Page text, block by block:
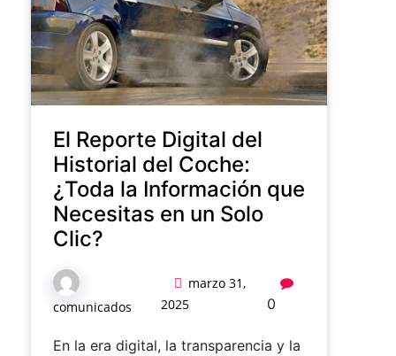
El Reporte Digital del
Historial del Coche:
¿Toda la Información que
Necesitas en un Solo
Clic?
comunicados
marzo 31,
2025
0
En la era digital, la transparencia y la